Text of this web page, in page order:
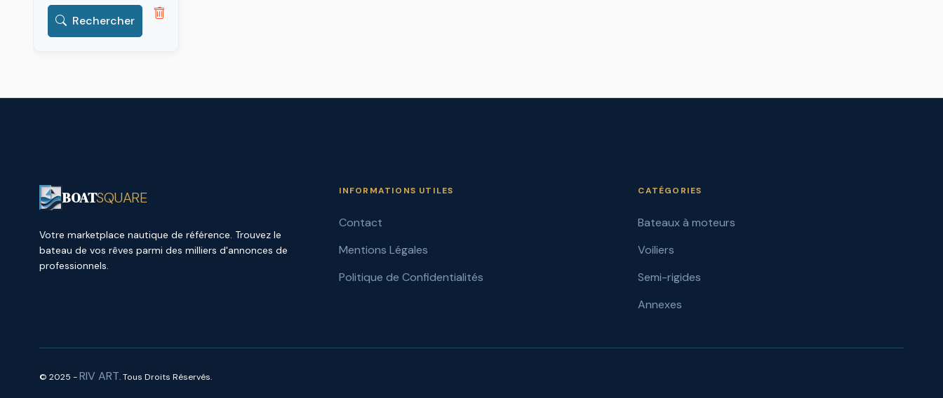
Rechercher
BOATSQUARE
Votre marketplace nautique de référence. Trouvez le
bateau de vos rêves parmi des milliers d'annonces de
professionnels.
INFORMATIONS UTILES
Contact
Mentions Légales
Politique de Confidentialités
CATÉGORIES
Bateaux à moteurs
Voiliers
Semi-rigides
Annexes
© 2025 -RIV ART. Tous Droits Réservés.